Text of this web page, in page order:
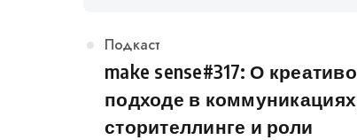
Категория
Подкаст
make sense#317: О
подходе в
сторителлинге и роли